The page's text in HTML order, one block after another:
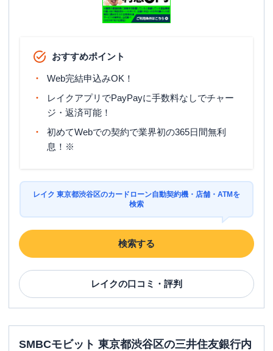
おすすめポイント
Web完結申込みOK！
レイクアプリでPayPayに手数料なしでチャー
ジ・返済可能！
初めてWebでの契約で業界初の365日間無利
息！※
レイク 東京都渋谷区のカードローン自動契約機・店舗・ATMを
検索
検索する
レイクの口コミ・評判
SMBCモビット 東京都渋谷区の三井住友銀行内